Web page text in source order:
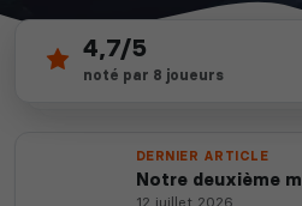
32
serveurs actifs
depuis 2012
4,7/5
noté par 8 joueurs
DERNIER ARTICLE
Notre deuxième
est en ligne
12 juillet 2026